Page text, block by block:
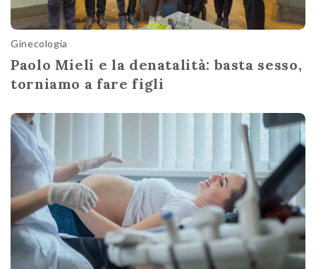
Ginecologia
Paolo Mieli e la denatalità: basta sesso,
torniamo a fare figli